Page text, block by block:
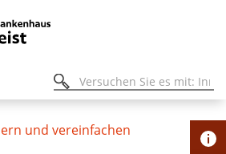
und vereinfachen